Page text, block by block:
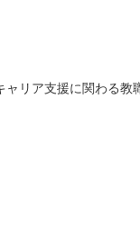
リア支援に関わる教